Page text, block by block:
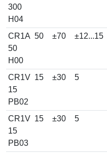
300
H04
CR1A
50
H00
50 ±70 ±12...15
CR1V
15
PB02
15 ±30 5
CR1V
15
PB03
15 ±30 5